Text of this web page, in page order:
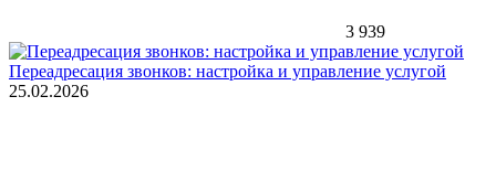
3 939
Переадресация звонков: настройка и управление услугой
25.02.2026